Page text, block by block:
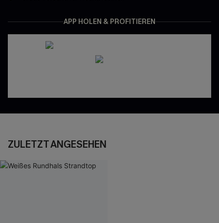
APP HOLEN & PROFITIEREN
ZULETZT ANGESEHEN